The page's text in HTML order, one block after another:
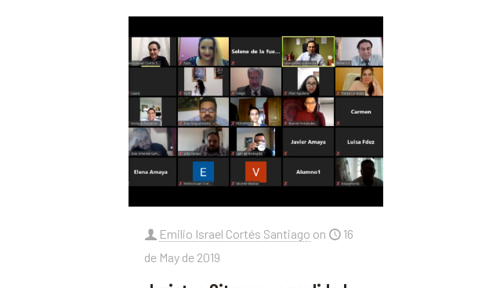
Emilio Israel Cortés Santiago on
16
de May de 2019